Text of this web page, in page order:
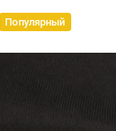
Популярный